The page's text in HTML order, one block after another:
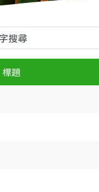
標題